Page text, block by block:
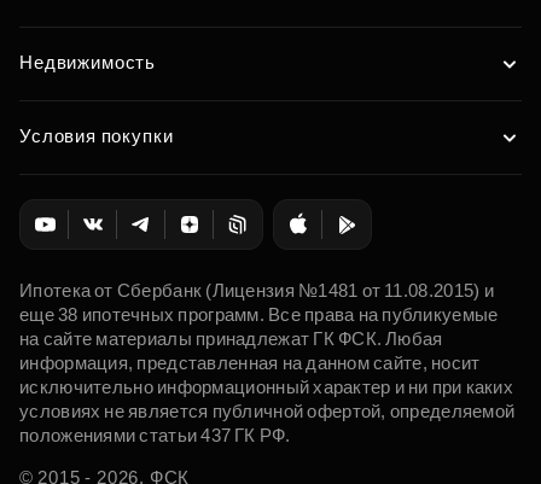
Недвижимость
Условия покупки
Ипотека от Сбербанк (Лицензия №1481 от 11.08.2015) и
еще 38 ипотечных программ. Все права на публикуемые
на сайте материалы принадлежат ГК ФСК. Любая
информация, представленная на данном сайте, носит
исключительно информационный характер и ни при каких
условиях не является публичной офертой, определяемой
положениями статьи 437 ГК РФ.
© 2015 - 2026. ФСК